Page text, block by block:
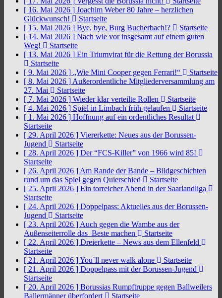
[ 16. Mai 2026 ] Joachim Weber 80 Jahre – herzlichen
Glückwunsch!
Startseite
[ 15. Mai 2026 ] Bye, bye, Burg Bucherbach!?
Startseite
[ 14. Mai 2026 ] Nach wie vor insgesamt auf einem guten
Weg!
Startseite
[ 13. Mai 2026 ] Ein Triumvirat für die Rettung der Borussia
Startseite
[ 9. Mai 2026 ] „Wie Mini Cooper gegen Ferrari!“
Startseite
[ 8. Mai 2026 ] Außerordentliche Mitgliederversammlung am
27. Mai
Startseite
[ 7. Mai 2026 ] Wieder klar verteilte Rollen
Startseite
[ 4. Mai 2026 ] Spiel in Limbach früh gelaufen
Startseite
[ 1. Mai 2026 ] Hoffnung auf ein ordentliches Resultat
Startseite
[ 29. April 2026 ] Viererkette: Neues aus der Borussen-
Jugend
Startseite
[ 28. April 2026 ] Der “FCS-Killer” von 1966 wird 85!
Startseite
[ 26. April 2026 ] Am Rande der Bande – Bildgeschichten
rund um das Spiel gegen Quierschied
Startseite
[ 25. April 2026 ] Ein torreicher Abend in der Saarlandliga
Startseite
[ 24. April 2026 ] Doppelpass: Aktuelles aus der Borussen-
Jugend
Startseite
[ 23. April 2026 ] Auch gegen die Wambe aus der
Außenseiterrolle das Beste machen
Startseite
[ 22. April 2026 ] Dreierkette – News aus dem Ellenfeld
Startseite
[ 21. April 2026 ]You´ll never walk alone
Startseite
[ 21. April 2026 ] Doppelpass mit der Borussen-Jugend
Startseite
[ 20. April 2026 ] Borussias Rumpftruppe gegen Ballweilers
Ballermänner überfordert
Startseite